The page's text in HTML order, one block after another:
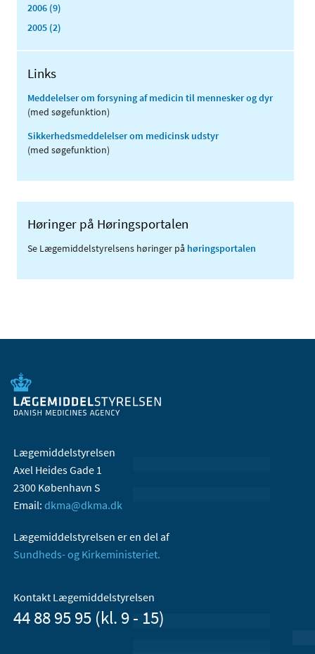
2006 (9)
2005 (2)
Links
Meddelelser om forsyning af medicin til mennesker og dyr
(med søgefunktion)
Sikkerhedsmeddelelser om medicinsk udstyr
(med søgefunktion)
Høringer på Høringsportalen
Se Lægemiddelstyrelsens høringer på høringsportalen
Lægemiddelstyrelsen
Axel Heides Gade 1
2300 København S
Email: dkma@dkma.dk
Lægemiddelstyrelsen er en del af
Sundheds- og Kirkeministeriet.
Kontakt Lægemiddelstyrelsen
44 88 95 95 (kl. 9 - 15)